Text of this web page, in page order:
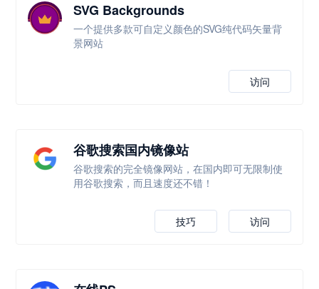
SVG Backgrounds
一个提供多款可自定义颜色的SVG纯代码矢量背
景网站
访问
谷歌搜索国内镜像站
谷歌搜索的完全镜像网站，在国内即可无限制使
用谷歌搜索，而且速度还不错！
访问
技巧